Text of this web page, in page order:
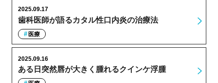
歯科医師が語るカタル性口内炎の治療法
2025.09.17
医療
ある日突然唇が大きく腫れるクインケ浮腫
2025.09.16